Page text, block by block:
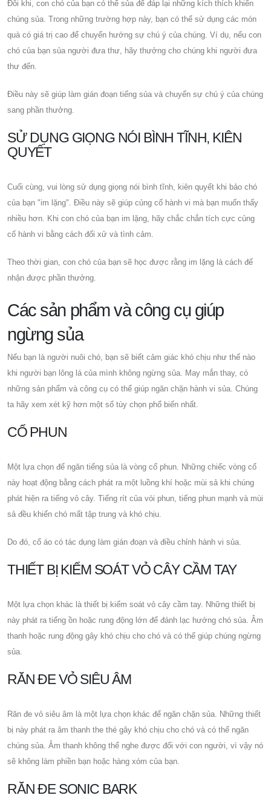
Đôi khi, con chó của bạn có thể sủa để đáp lại những kích thích khiến
chúng sủa. Trong những trường hợp này, bạn có thể sử dụng các món
quà có giá trị cao để chuyển hướng sự chú ý của chúng. Ví dụ, nếu con
chó của bạn sủa người đưa thư, hãy thưởng cho chúng khi người đưa
thư đến.
Điều này sẽ giúp làm gián đoạn tiếng sủa và chuyển sự chú ý của chúng
sang phần thưởng.
SỬ DỤNG GIỌNG NÓI BÌNH TĨNH, KIÊN
QUYẾT
Cuối cùng, vui lòng sử dụng giọng nói bình tĩnh, kiên quyết khi bảo chó
của bạn "im lặng". Điều này sẽ giúp củng cố hành vi mà bạn muốn thấy
nhiều hơn. Khi con chó của bạn im lặng, hãy chắc chắn tích cực củng
cố hành vi bằng cách đối xử và tình cảm.
Theo thời gian, con chó của bạn sẽ học được rằng im lặng là cách để
nhận được phần thưởng.
Các sản phẩm và công cụ giúp
ngừng sủa
Nếu bạn là người nuôi chó, bạn sẽ biết cảm giác khó chịu như thế nào
khi người bạn lông lá của mình không ngừng sủa. May mắn thay, có
những sản phẩm và công cụ có thể giúp ngăn chặn hành vi sủa. Chúng
ta hãy xem xét kỹ hơn một số tùy chọn phổ biến nhất.
CỔ PHUN
Một lựa chọn để ngăn tiếng sủa là vòng cổ phun. Những chiếc vòng cổ
này hoạt động bằng cách phát ra một luồng khí hoặc mùi sả khi chúng
phát hiện ra tiếng vỏ cây. Tiếng rít của vòi phun, tiếng phun mạnh và mùi
sả đều khiến chó mất tập trung và khó chịu.
Do đó, cổ áo có tác dụng làm gián đoạn và điều chỉnh hành vi sủa.
THIẾT BỊ KIỂM SOÁT VỎ CÂY CẦM TAY
Một lựa chọn khác là thiết bị kiểm soát vỏ cây cầm tay. Những thiết bị
này phát ra tiếng ồn hoặc rung động lớn để đánh lạc hướng chó sủa. Âm
thanh hoặc rung động gây khó chịu cho chó và có thể giúp chúng ngừng
sủa.
RĂN ĐE VỎ SIÊU ÂM
Răn đe vỏ siêu âm là một lựa chọn khác để ngăn chặn sủa. Những thiết
bị này phát ra âm thanh the thé gây khó chịu cho chó và có thể ngăn
chúng sủa. Âm thanh không thể nghe được đối với con người, vì vậy nó
sẽ không làm phiền bạn hoặc hàng xóm của bạn.
RĂN ĐE SONIC BARK